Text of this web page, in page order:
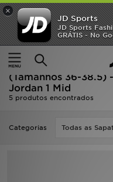
×
JD Sports
JD Sports
GRÁTIS - No
Página principal
Criança
Jordan Calçado de
(Tamanhos 36-38.5) -
Jordan 1 Mid
5 produtos encontrados
Categorias Todas as
INÍCIO
Promoções
NOVIDADES
HOMEM
MULHER